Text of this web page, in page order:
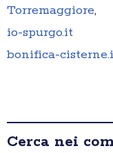
Torremaggiore,
io-spurgo.it
bonifica-
Cerca nei